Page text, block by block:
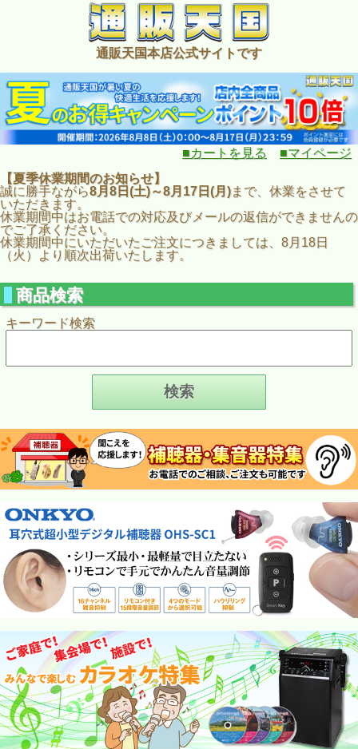
通販天国本店公式サイトです
■カートを見る
■マイページ
【夏季休業期間のお知らせ】
誠に勝手ながら8月8日(土)～8月17日(月)まで、休業をさせて
いただきます。
休業期間中はお電話での対応及びメールの返信ができませんの
でご了承ください。
休業期間中にいただいたご注文につきましては、8月18日
（火）より順次出荷いたします。
商品検索
キーワード検索